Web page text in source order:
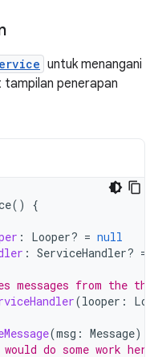
untuk menangani
penerapan
() {
: Looper? = null
: ServiceHandler? =
messages from the
(looper :
(msg : Message)
do some work